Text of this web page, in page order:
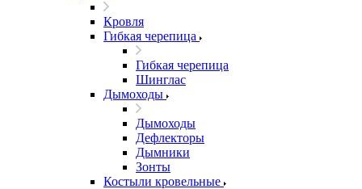
Кровля
Гибкая черепица
Гибкая черепица
Шинглас
Дымоходы
Дымоходы
Дефлекторы
Дымники
Зонты
Костыли кровельные